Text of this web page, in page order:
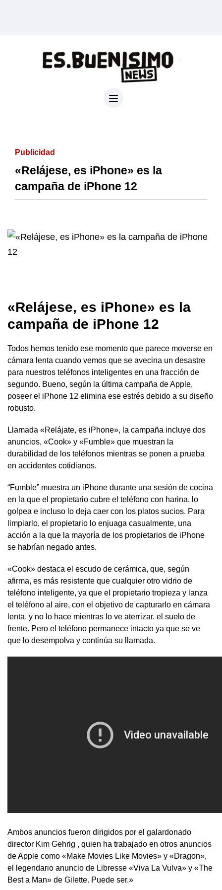
Publicidad
«Relájese, es iPhone» es la
campaña de iPhone 12
«Relájese, es iPhone» es la
campaña de iPhone 12
Todos hemos tenido ese momento que parece moverse en
cámara lenta cuando vemos que se avecina un desastre
para nuestros teléfonos inteligentes en una fracción de
segundo. Bueno, según la última campaña de Apple,
poseer el iPhone 12 elimina ese estrés debido a su diseño
robusto.
Llamada «Relájate, es iPhone», la campaña incluye dos
anuncios, «Cook» y «Fumble» que muestran la
durabilidad de los teléfonos mientras se ponen a prueba
en accidentes cotidianos.
“Fumble” muestra un iPhone durante una sesión de cocina
en la que el propietario cubre el teléfono con harina, lo
golpea e incluso lo deja caer con los platos sucios. Para
limpiarlo, el propietario lo enjuaga casualmente, una
acción a la que la mayoría de los propietarios de iPhone
se habrían negado antes.
«Cook» destaca el escudo de cerámica, que, según
afirma, es más resistente que cualquier otro vidrio de
teléfono inteligente, ya que el propietario tropieza y lanza
el teléfono al aire, con el objetivo de capturarlo en cámara
lenta, y no lo hace mientras lo ve aterrizar. el suelo de
frente. Pero el teléfono permanece intacto ya que se ve
que lo desempolva y continúa su llamada.
Ambos anuncios fueron dirigidos por el galardonado
director Kim Gehrig , quien ha trabajado en otros anuncios
de Apple como «Make Movies Like Movies» y «Dragon»,
el legendario anuncio de Libresse «Viva La Vulva» y «The
Best a Man» de Gilette. Puede ser.»